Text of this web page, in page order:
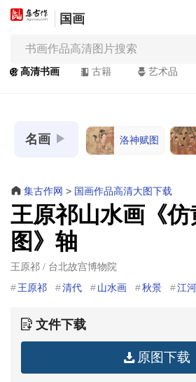
国画
高清书画 古籍 艺术品
名画 洛神赋图
集古作网 > 国画作品高清大图下载
王原祁山水画《仿
图》轴
王原祁 / 台北故宫博物院
王原祁 清代 山水画 秋景 江河
文件下载
原图下载
古
作
网
书
画
/
Painting
&
Calligraphy
清